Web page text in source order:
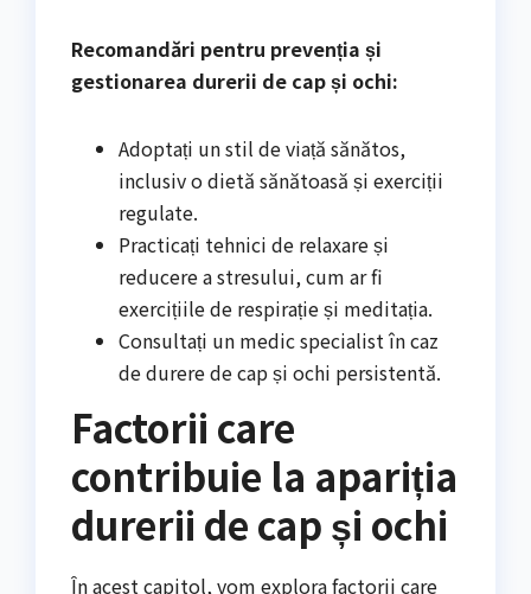
Recomandări pentru prevenția și
gestionarea durerii de cap și ochi:
Adoptați un stil de viață sănătos,
inclusiv o dietă sănătoasă și exerciții
regulate.
Practicați tehnici de relaxare și
reducere a stresului, cum ar fi
exercițiile de respirație și meditația.
Consultați un medic specialist în caz
de durere de cap și ochi persistentă.
Factorii care
contribuie la apariția
durerii de cap și ochi
În acest capitol, vom explora factorii care